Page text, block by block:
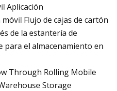
Aplicación
Flujo de cajas de cartón
de la estantería de
para el almacenamiento en